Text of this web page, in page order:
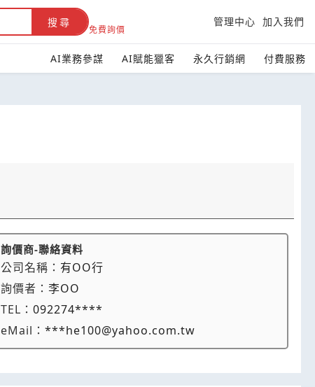
搜尋
免費詢價
管理中心 加入我們
AI業務參謀 AI賦能獵客 永久行銷網 付費服務
詢價商-聯絡資料
公司名稱： 有OO行
詢價者：李OO
TEL：092274****
eMail：***he100@yahoo.com.tw